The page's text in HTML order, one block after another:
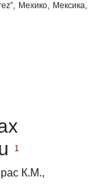
Мехико, Мексика,
1
К.М.,